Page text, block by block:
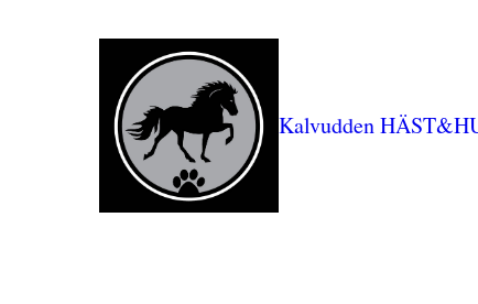
Kalvudden